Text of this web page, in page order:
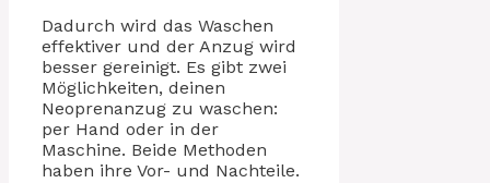
Dadurch wird das Waschen
effektiver und der Anzug wird
besser gereinigt. Es gibt zwei
Möglichkeiten, deinen
Neoprenanzug zu waschen:
per Hand oder in der
Maschine. Beide Methoden
haben ihre Vor- und Nachteile.